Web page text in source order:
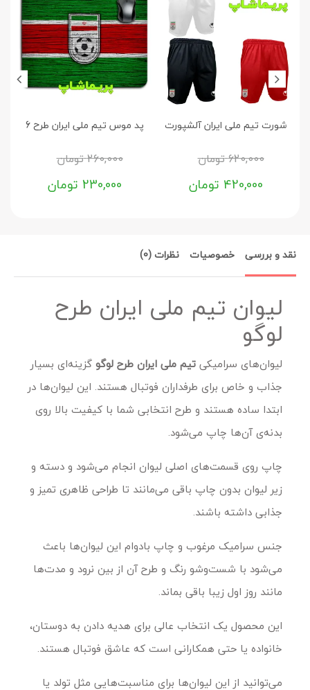
شورت تیم ملی ایران آلشپورت
620,000تومان
420,000 تومان
پد موس تیم ملی ایران طرح 6
260,000تومان
230,000 تومان
نقد و بررسی خصوصیات نظرات (0)
لیوان تیم ملی ایران طرح
لوگو
لیوان‌های سرامیکیتیم ملی ایران طرح لوگوگزینه‌ای بسیار
جذاب و خاص برای طرفداران فوتبال هستند. این لیوان‌ها در
ابتدا ساده هستند و طرح انتخابی شما با کیفیت بالا روی
بدنه‌ی آن‌ها چاپ می‌شود.
چاپ روی قسمت‌های اصلی لیوان انجام می‌شود و دسته و
زیر لیوان بدون چاپ باقی می‌مانند تا طراحی ظاهری تمیز و
جذابی داشته باشند.
جنس سرامیک مرغوب و چاپ بادوام این لیوان‌ها باعث
می‌شود با شست‌وشو رنگ و طرح آن از بین نرود و مدت‌ها
مانند روز اول زیبا باقی بماند.
این محصول یک انتخاب عالی برای هدیه دادن به دوستان،
خانواده یا حتی همکارانی است که عاشق فوتبال هستند.
می‌توانید از این لیوان‌ها برای مناسبت‌هایی مثل تولد یا